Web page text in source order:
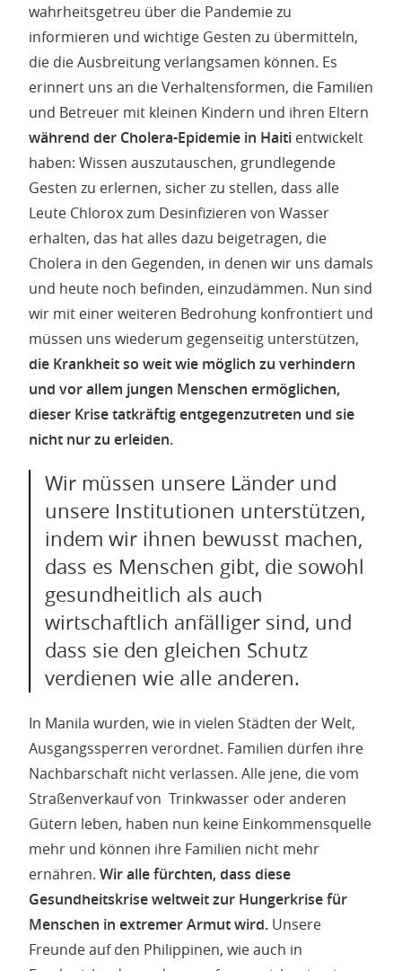
wahrheitsgetreu über die Pandemie zu
informieren und wichtige Gesten zu übermitteln,
die die Ausbreitung verlangsamen können. Es
erinnert uns an die Verhaltensformen, die Familien
und Betreuer mit kleinen Kindern und ihren Eltern
während der Cholera-Epidemie in Haiti entwickelt
haben: Wissen auszutauschen, grundlegende
Gesten zu erlernen, sicher zu stellen, dass alle
Leute Chlorox zum Desinfizieren von Wasser
erhalten, das hat alles dazu beigetragen, die
Cholera in den Gegenden, in denen wir uns damals
und heute noch befinden, einzudämmen. Nun sind
wir mit einer weiteren Bedrohung konfrontiert und
müssen uns wiederum gegenseitig unterstützen,
die Krankheit so weit wie möglich zu verhindern
und vor allem jungen Menschen ermöglichen,
dieser Krise tatkräftig entgegenzutreten und sie
nicht nur zu erleiden.
Wir müssen unsere Länder und
unsere Institutionen unterstützen,
indem wir ihnen bewusst machen,
dass es Menschen gibt, die sowohl
gesundheitlich als auch
wirtschaftlich anfälliger sind, und
dass sie den gleichen Schutz
verdienen wie alle anderen.
In Manila wurden, wie in vielen Städten der Welt,
Ausgangssperren verordnet. Familien dürfen ihre
Nachbarschaft nicht verlassen. Alle jene, die vom
Straßenverkauf von Trinkwasser oder anderen
Gütern leben, haben nun keine Einkommensquelle
mehr und können ihre Familien nicht mehr
ernähren. Wir alle fürchten, dass diese
Gesundheitskrise weltweit zur Hungerkrise für
Menschen in extremer Armut wird. Unsere
Freunde auf den Philippinen, wie auch in